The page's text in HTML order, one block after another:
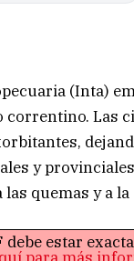
(Inta)
Las
y
quemas y a
estar